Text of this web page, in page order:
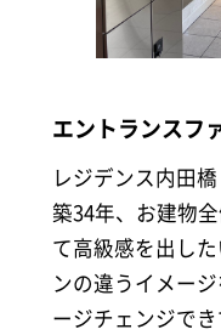
エントランスフ
レジデンス内田橋
築34年、お建物
て高級感を出し
ンの違うイメー
ージチェンジで